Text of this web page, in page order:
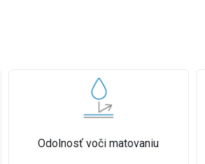
Odolnosť voči matovaniu